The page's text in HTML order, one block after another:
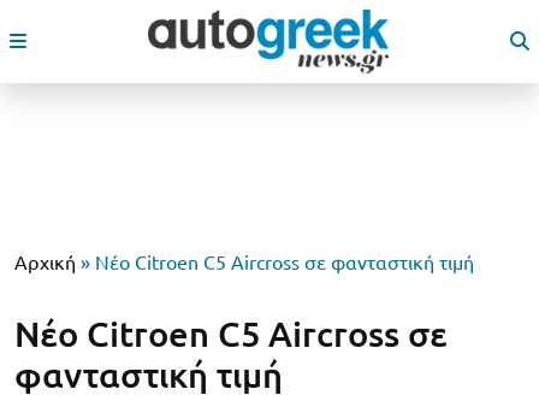
Αρχική » Νέο Citroen C5 Aircross σε φανταστική τιμή
Νέο Citroen C5 Aircross σε
φανταστική τιμή